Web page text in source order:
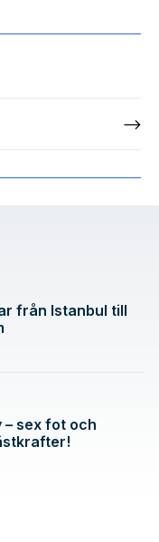
från Istanbul till
– sex fot och